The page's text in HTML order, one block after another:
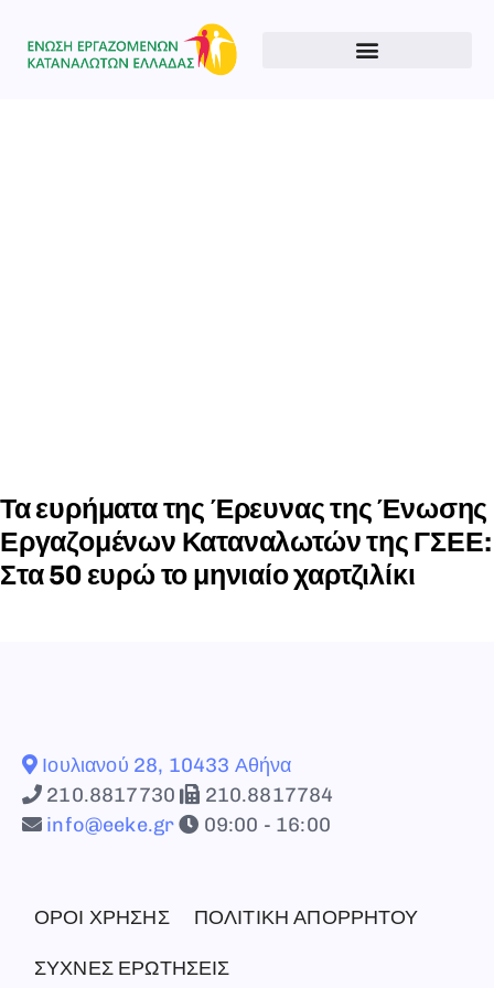
Τα ευρήματα της Έρευνας της Ένωσης
Εργαζομένων Καταναλωτών της ΓΣΕΕ:
Στα 50 ευρώ το μηνιαίο χαρτζιλίκι
Ιουλιανού 28, 10433 Αθήνα
210.8817730
210.8817784
info@eeke.gr
09:00 - 16:00
ΟΡΟΙ ΧΡΗΣΗΣ ΠΟΛΙΤΙΚΗ ΑΠΟΡΡΗΤΟΥ
ΣΥΧΝΕΣ ΕΡΩΤΗΣΕΙΣ